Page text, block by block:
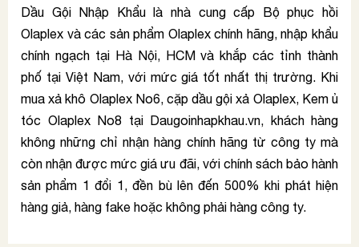
Dầu Gội Nhập Khẩu là nhà cung cấp Bộ phục hồi
Olaplex và các sản phẩm Olaplex chính hãng, nhập khẩu
chính ngạch tại Hà Nội, HCM và khắp các tỉnh thành
phố tại Việt Nam, với mức giá tốt nhất thị trường. Khi
mua xả khô Olaplex No6, cặp dầu gội xả Olaplex, Kem ủ
tóc Olaplex No8 tại Daugoinhapkhau.vn, khách hàng
không những chỉ nhận hàng chính hãng từ công ty mà
còn nhận được mức giá ưu đãi, với chính sách bảo hành
sản phẩm 1 đổi 1, đền bù lên đến 500% khi phát hiện
hàng giả, hàng fake hoặc không phải hàng công ty.